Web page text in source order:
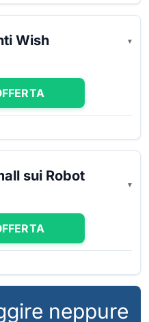
Wish
sui Robot
neppure